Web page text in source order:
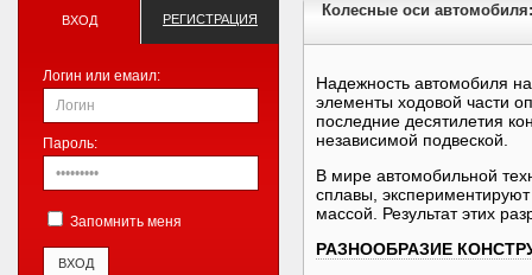
Колесные оси
Надежность автомобиля
элементы ходовой части
последние десятилетия
независимой подвеской.
В мире автомобильной
сплавы,
массой. Результат этих
РАЗНООБРАЗИЕ
ВХОД РЕГИСТРАЦИЯ
Логин или емаил:
Пароль:
Запомнить меня